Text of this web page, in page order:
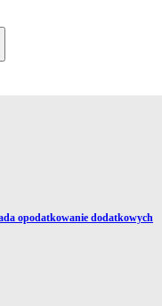
opodatkowanie dodatkowych